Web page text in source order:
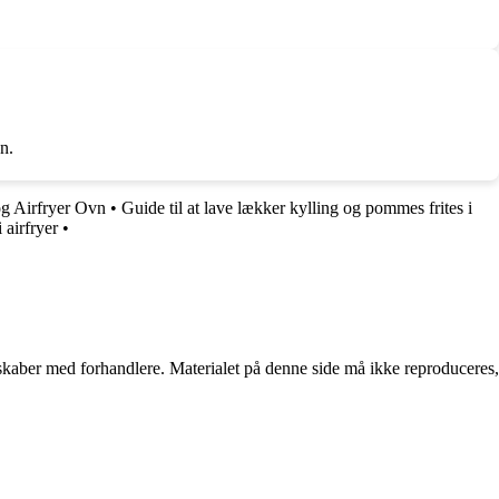
Airfryer Ovn • Guide til at lave lækker kylling og pommes frites i
airfryer•
med forhandlere. Materialet på denne side må ikke reproduceres,